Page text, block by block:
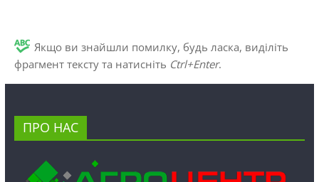
Якщо ви знайшли помилку, будь ласка, виділіть
фрагмент тексту та натисніть Ctrl+Enter.
ПРО НАС